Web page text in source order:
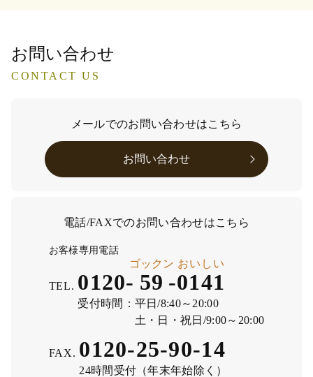
お問い合わせ
CONTACT US
メールでのお問い合わせはこちら
お問い合わせ
電話/FAXでのお問い合わせはこちら
お客様専用電話
TEL. 0120- 59
ゴックン
-0141
おいしい
受付時間： 平日/8:40～20:00
土・日・祝日/9:00～20:00
FAX. 0120-25-90-14
24時間受付（年末年始除く）